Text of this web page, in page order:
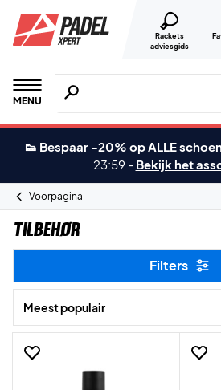
Rackets
adviesgids
MENU
Zoeken naar producten,
👟 Bespaar -20% op ALLE
23:59 - Bekijk het
Voorpagina
TILBEHØR
Filters
Meest populair